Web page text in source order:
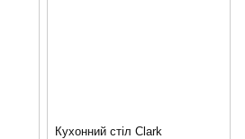
Кухонний стіл Clark